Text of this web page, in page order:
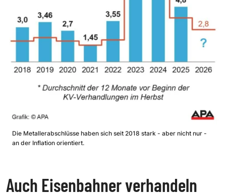
Die Metallerabschlüsse haben sich seit 2018 stark - aber nicht nur -
an der Inflation orientiert.
Auch Eisenbahner verhandeln